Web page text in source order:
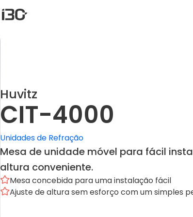
Huvitz
CIT-4000
Unidades de Refração
Mesa de unidade móvel para fácil
altura conveniente.
Mesa concebida para uma instalação fácil
Ajuste de altura sem esforço com um simples